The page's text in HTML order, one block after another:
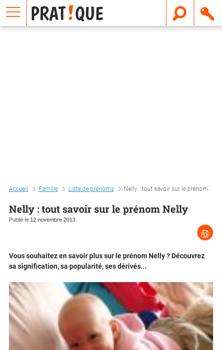
Accueil Famille Liste de prénoms Nelly : tout savoir sur le prénom nelly
Nelly : tout savoir sur le prénom Nelly
Publié le 12 novembre 2013
Vous souhaitez en savoir plus sur le prénom Nelly ? Découvrez
sa signification, sa popularité, ses dérivés...
E
m
a